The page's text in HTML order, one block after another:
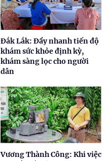
Đắk Lắk: Đẩy nhanh tiến độ
khám sức khỏe định kỳ,
khám sàng lọc cho người
dân
Vương Thành Công: Khi việc